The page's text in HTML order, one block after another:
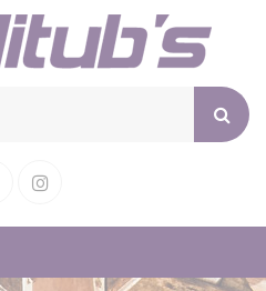
FacebookInstagram